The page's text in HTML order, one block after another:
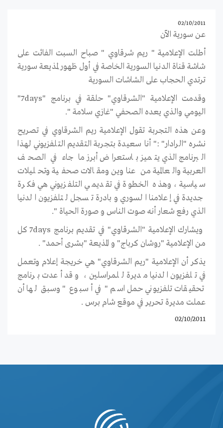
02/10/2011
عن سورية الآن
أطلت الإعلامية " ريم شرقاوي " صباح السبت الفائت على
شاشة قناة الدنيا السورية الخاصة في أول ظهور لمذيعة سورية
ترتدي الحجاب على الشاشات السورية
وقدمت الإعلامية "الشرقاوي" حلقة في برنامج "7days"
اليومي والذي يعده الصحفي "غازي سلامة ".
وعن هذه التجربة تقول الإعلامية ريم الشرقاوي في تصريح
نشره "الرادار" :" أنا سعيدة بتجربة التقديم التلفزيوني لهذا
البرنامج الذي يتميز باستعراض أبرز ما جاء في الصحف
العربية والعالمية من عناوين ومقالات صحفية وتحليلات
سياسية ، وهذه الخطوة في تقديمي التلفزيوني هي فكرة
جديدة في إعلامنا السوري وبادرة تسجل لتلفزيون الدنيا
الذي رفع شعار أنه صوت الناس و صورة الحياة ".
ويشارك الإعلامية "الشرقاوي" في تقديم برنامج 7days كل
من الإعلامية "روشان كرباج" و المذيعة "بشرى أحمد" .
يذكر أن الإعلامية "ريم الشرقاوي" هي خريجة إعلام وتعمل
في تلفزيون الدنيا مديرة للمراسلين ، وقد أعدت برنامج
تحقيقات تلفزيوني حمل اسم " في أسبوع " وسبق لها أن
عملت مديرة تحرير في موقع شام برس .
02/10/2011